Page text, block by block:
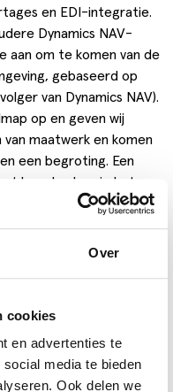
Over
cookies
en advertenties te
media te bieden
Ook delen we
en EDI-integratie.
Dynamics NAV-
aan om te komen van de
gebaseerd op
van Dynamics NAV).
op en geven wij
maatwerk en komen
een begroting. Een
bepalen hoe je het
en je ontvangt een